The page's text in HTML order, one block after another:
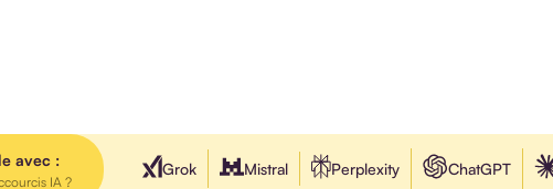
avec :
IA ?
Grok Mistral Perplexity ChatGPT